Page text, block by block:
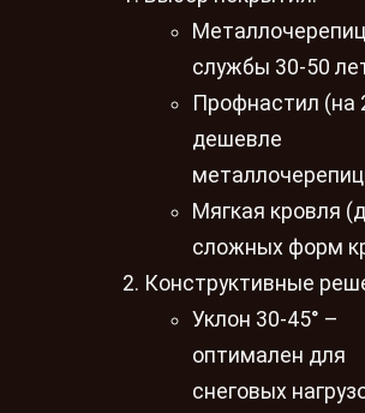
службы 30-50
Профнастил (на
дешевле
Мягкая кровля
сложных форм
Конструктивные
Уклон 30-45° –
оптимален для
снеговых